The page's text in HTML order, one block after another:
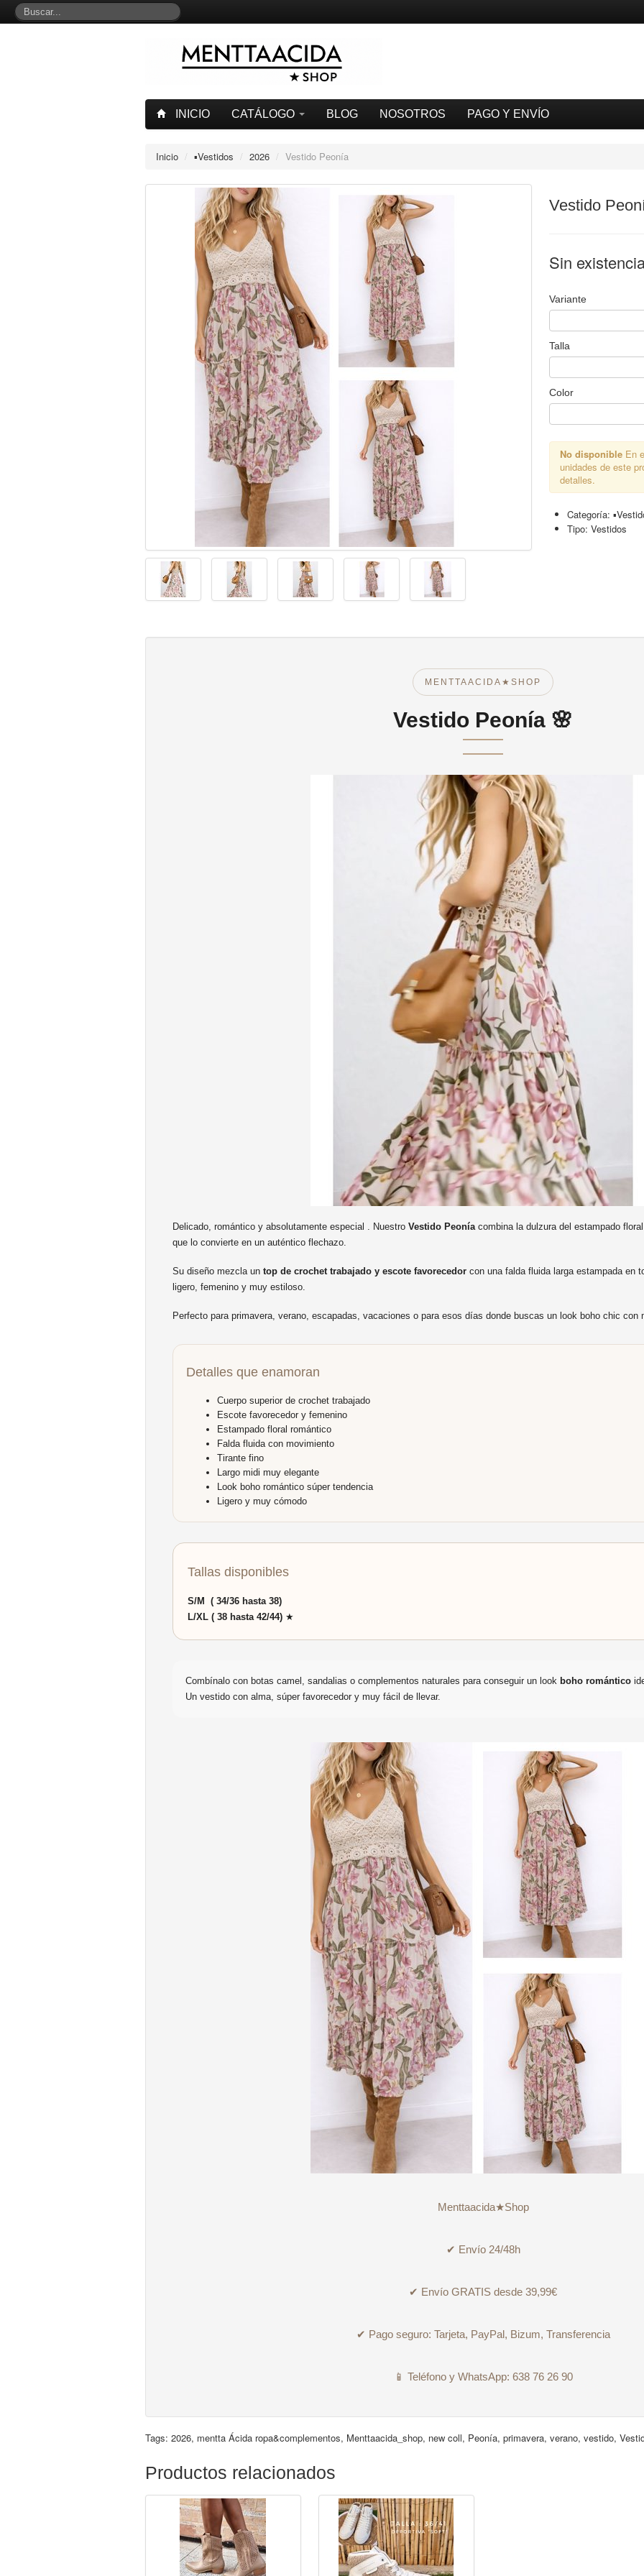
INICIO CATÁLOGO BLOG NOSOTROS PAGO Y ENVÍO
Inicio / ▪︎Vestidos / 2026 / Vestido Peonía
Vestido
Sin
Variante
Talla
Color
No disponible En
unidades de este
detalles.
Categoría:
Tipo:Vestidos
MENTTAACIDA★SHOP
Vestido Peonía 🌸
Delicado, romántico y absolutamente especial . Nuestro Vestido Peoníacombina la dulzura del estampado
que lo convierte en un auténtico flechazo.
Su diseño mezcla un top de crochet trabajado y escote favorecedor con una falda fluida larga estampada en
ligero, femenino y muy estiloso.
Perfecto para primavera, verano, escapadas, vacaciones o para esos días donde buscas un look boho chic con
Detalles que enamoran
Cuerpo superior de crochet trabajado
Escote favorecedor y femenino
Estampado floral romántico
Falda fluida con movimiento
Tirante fino
Largo midi muy elegante
Look boho romántico súper tendencia
Ligero y muy cómodo
Tallas disponibles
S/M ( 34/36 hasta 38)
L/XL ( 38 hasta 42/44) ★
Combínalo con botas camel, sandalias o complementos naturales para conseguir un look boho romántico
Un vestido con alma, súper favorecedor y muy fácil de llevar.
Menttaacida★Shop
✔ Envío 24/48h
✔ Envío GRATIS desde 39,99€
✔ Pago seguro: Tarjeta, PayPal, Bizum, Transferencia
📱 Teléfono y WhatsApp: 638 76 26 90
Tags: 2026, mentta Ácida ropa&complementos, Menttaacida_shop, new coll, Peonía, primavera, verano, vestido,
Productos relacionados